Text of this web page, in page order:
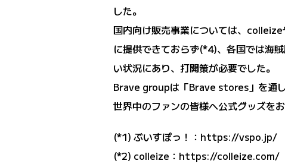
した。
国内向け販売事業については、
に提供できておらず(*4)、各国では海
い状況にあり、打開策が必要でした。
Brave groupは「Brave stores」を通し
世界中のファンの皆様へ公式グッズをお
(*1) ぶいすぽっ！： https://vspo.jp/
(*2) colleize： https://colleize.com/